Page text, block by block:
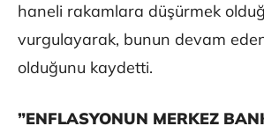
haneli rakamlara düşürmek
vurgulayarak, bunun devam
olduğunu kaydetti.
⁠”ENFLASYONUN MERKEZ